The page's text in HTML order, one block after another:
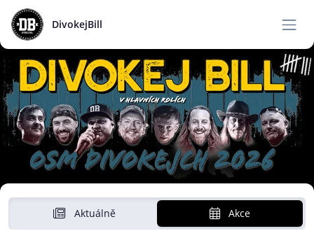
DivokejBill
Aktuálně Akce